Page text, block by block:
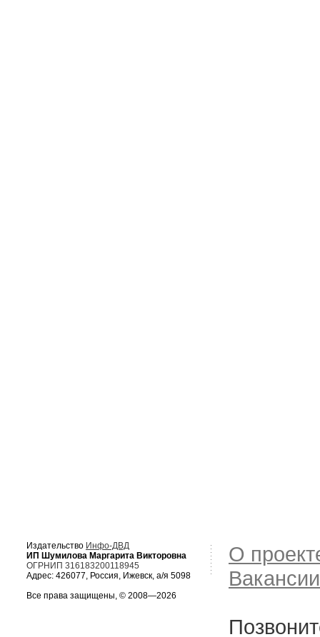
Издательство Инфо-ДВД
ИП Шумилова Маргарита Викторовна
ОГРНИП 316183200118945
Адрес: 426077, Россия, Ижевск, а/я 5098
Все права защищены, © 2008—2026
О
Вакансии